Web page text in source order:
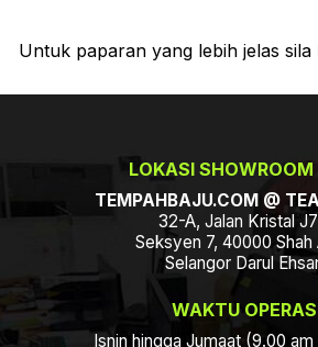
Untuk paparan yang lebih jelas sila
LOKASI
TEMPAHBAJU.COM @
32-A, Jalan Kristal
Seksyen 7, 40000 Shah
Selangor Darul
WAKTU
Isnin hingga Jumaat (9.00